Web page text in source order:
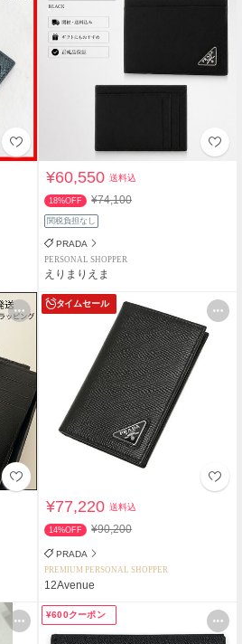
¥60,550送料込
18%OFF ¥74,100
関税負担なし
PRADA
PERSONAL SHOPPER
えりまりえま
タイムセール
¥77,220送料込
14%OFF ¥90,200
PRADA
PREMIUM PERSONAL SHOPPER
12Avenue
¥600クーポン